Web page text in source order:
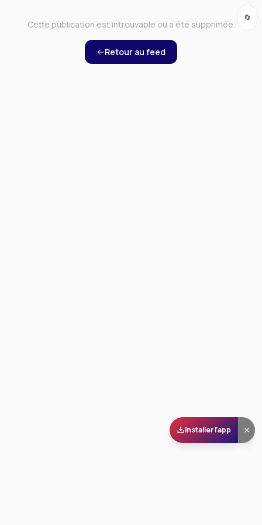
Cette publication est introuvable ou a été supprimée.
Retour au feed
Installer l'app
🔄